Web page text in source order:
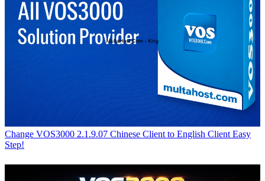
Change VOS3000 2.1.9.07 Chinese Client to English Client Easy
Step!